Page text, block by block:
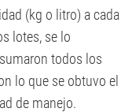
(kg o litro) a cada
lotes, se lo
todos los
lo que se obtuvo el
de manejo.